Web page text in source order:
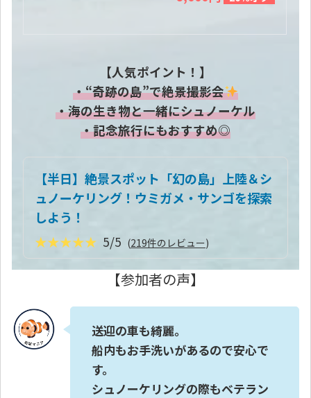
【人気ポイント！】
・“奇跡の島”で絶景撮影会
・海の生き物と一緒にシュノーケル
・記念旅行にもおすすめ◎
【半日】絶景スポット「幻の島」上陸＆シ
ュノーケリング！ウミガメ・サンゴを探索
しよう！
★★★★★ 5/5 (219件のレビュー)
【参加者の声】
送迎の車も綺麗。
船内もお手洗いがあるので安心で
す。
シュノーケリングの際もベテラン